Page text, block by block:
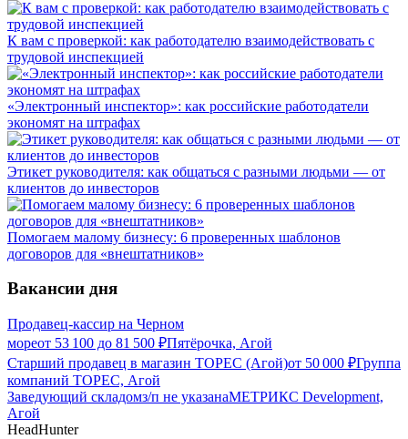
К вам с проверкой: как работодателю взаимодействовать с
трудовой инспекцией
«Электронный инспектор»: как российские работодатели
экономят на штрафах
Этикет руководителя: как общаться с разными людьми — от
клиентов до инвесторов
Помогаем малому бизнесу: 6 проверенных шаблонов
договоров для «внештатников»
Вакансии дня
Продавец-кассир на Черном
мореот 53 100 до 81 500 ₽Пятёрочка, Агой
Старший продавец в магазин ТОРЕС (Агой)от 50 000 ₽Группа
компаний ТОРЕС, Агой
Заведующий складомз/п не указанаМЕТРИКС Development,
Агой
HeadHunter